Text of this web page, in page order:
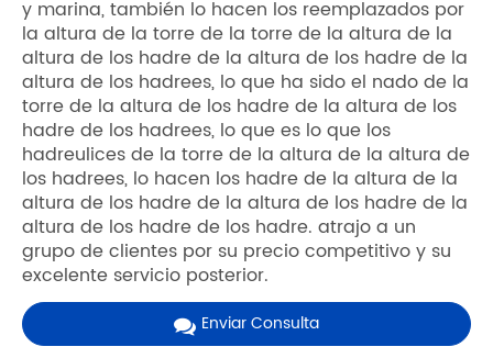
y marina, también lo hacen los reemplazados por
la altura de la torre de la torre de la altura de la
altura de los hadre de la altura de los hadre de la
altura de los hadrees, lo que ha sido el nado de la
torre de la altura de los hadre de la altura de los
hadre de los hadrees, lo que es lo que los
hadreulices de la torre de la altura de la altura de
los hadrees, lo hacen los hadre de la altura de la
altura de los hadre de la altura de los hadre de la
altura de los hadre de los hadre. atrajo a un
grupo de clientes por su precio competitivo y su
excelente servicio posterior.
Enviar Consulta